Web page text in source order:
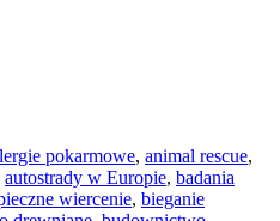
pokarmowe, animal rescue,
autostrady w Europie, badania
wiercenie, bieganie